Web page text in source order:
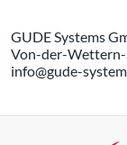
GUDE Systems
Von-der-Wettern-
info@gude-